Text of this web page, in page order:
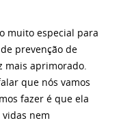
muito especial para
prevenção de
mais aprimorado.
que nós vamos
fazer é que ela
nem